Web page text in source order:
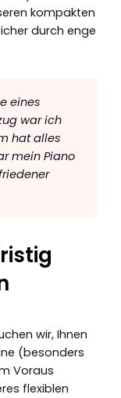
kompakten
durch enge
eines
war ich
hat alles
mein Piano
wir, Ihnen
(besonders
Voraus
flexiblen